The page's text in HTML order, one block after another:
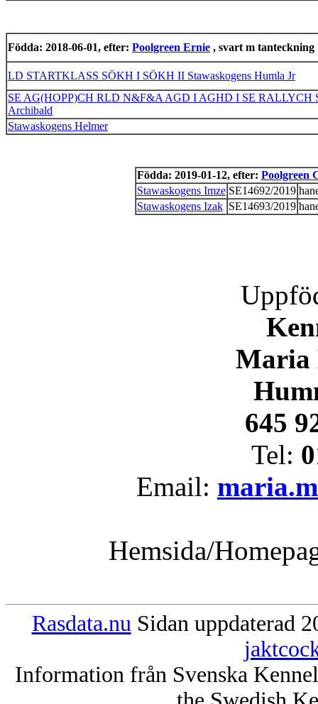
Födda: 2018-06-01, efter: Poolgreen Ernie , svart m tanteckning
LD STARTKLASS SÖKH I SÖKH II Stawaskogens Humla Jr
SE AG(HOPP)CH RLD N&F&A AGD I AGHD I SE RALLYCH
Archibald
Stawaskogens Helmer
Födda: 2019-01-12, efter: Poolgreen
Stawaskogens Imze SE14692/2019
Stawaskogens Izak SE14693/2019
Maria
645
Tel:
Email:
Hemsida/
Rasdata.nu Sidan uppdaterad
Information från Svenska